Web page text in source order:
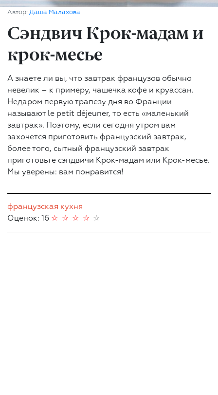
Автор: Даша Малахова
Сэндвич Крок-мадам и
крок-месье
А знаете ли вы, что завтрак французов обычно
невелик – к примеру, чашечка кофе и круассан.
Недаром первую трапезу дня во Франции
называют le petit déjeuner, то есть «маленький
завтрак». Поэтому, если сегодня утром вам
захочется приготовить французский завтрак,
более того, сытный французский завтрак
приготовьте сэндвичи Крок-мадам или Крок-месье.
Мы уверены: вам понравится!
французская кухня
Оценок: 16
☆
☆
☆
☆
☆